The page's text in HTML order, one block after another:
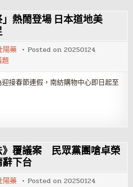
熱鬧登場 日本道地美
陽藥 Posted on20250124
題
接春節連假，南紡購物中心即日起至
》覆議案 民眾黨團嗆卓榮
下台
陽藥 Posted on20250124